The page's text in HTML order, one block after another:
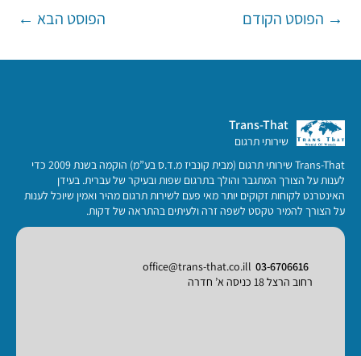
navigation
→ הפוסט הקודם הפוסט הבא ←
Trans-That
שירותי תרגום
Trans-That שירותי תרגום (מבית קונביז מ.ד.ס בע”מ) הוקמה בשנת 2009 כדי
לענות על הצורך המתגבר והולך בתרגום שפות ובעיקר של עברית. בעידן
האינטרנט לקוחות זקוקים יותר מאי פעם לשירות תרגום מהיר ואמין שיוכל לענות
על הצורך להמיר טקסט לשפה זרה ולעיתים בהתראה של דקות.
03-6706616
office@trans-that.co.ill
רחוב הרצל 18 כניסה א’ חדרה